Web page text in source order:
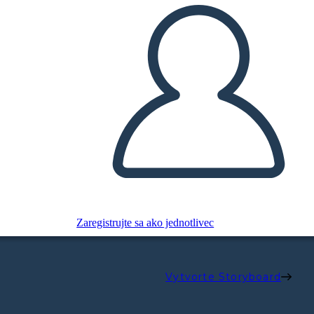
Zaregistrujte sa ako jednotlivec
Vytvorte Storyboard